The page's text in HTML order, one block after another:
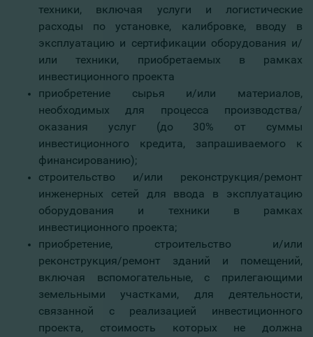
техники, включая услуги и логистические
расходы по установке, калибровке, вводу в
эксплуатацию и сертификации оборудования и/
или техники, приобретаемых в рамках
инвестиционного проекта
приобретение сырья и/или материалов,
необходимых для процесса производства/
оказания услуг (до 30% от суммы
инвестиционного кредита, запрашиваемого к
финансированию);
строительство и/или реконструкция/ремонт
инженерных сетей для ввода в эксплуатацию
оборудования и техники в рамках
инвестиционного проекта;
приобретение, строительство и/или
реконструкция/ремонт зданий и помещений,
включая вспомогательные, с прилегающими
земельными участками, для деятельности,
связанной с реализацией инвестиционного
проекта, стоимость которых не должна